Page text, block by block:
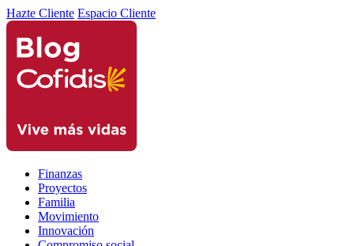
Hazte Cliente Espacio Cliente
Finanzas
Proyectos
Familia
Movimiento
Innovación